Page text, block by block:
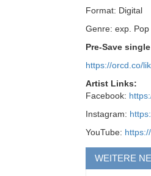
Format: Digital
Genre: exp. Pop
Pre-Save
https://orcd.co/
Artist Links:
Facebook:
Instagram:
YouTube:
WEITERE